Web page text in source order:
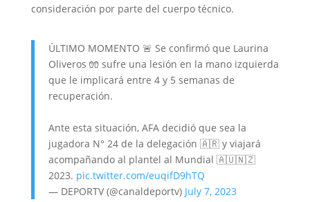
consideración por parte del cuerpo técnico.
ÚLTIMO MOMENTO 🚨 Se confirmó que Laurina
Oliveros 🧤 sufre una lesión en la mano izquierda
que le implicará entre 4 y 5 semanas de
recuperación.
Ante esta situación, AFA decidió que sea la
jugadora N° 24 de la delegación 🇦🇷 y viajará
acompañando al plantel al Mundial 🇦🇺🇳🇿
2023. pic.twitter.com/euqifD9hTQ
— DEPORTV (@canaldeportv) July 7, 2023